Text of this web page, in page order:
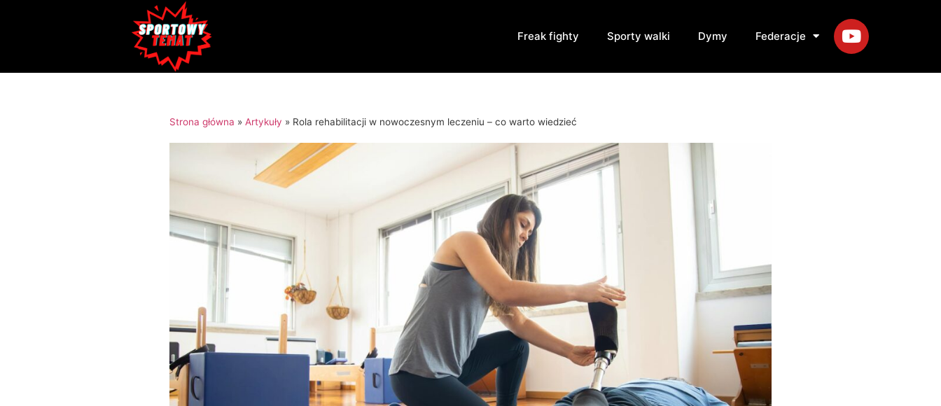
Freak fighty Sporty walki Dymy Federacje
Strona główna » Artykuły » Rola rehabilitacji w nowoczesnym leczeniu – co warto wiedzieć